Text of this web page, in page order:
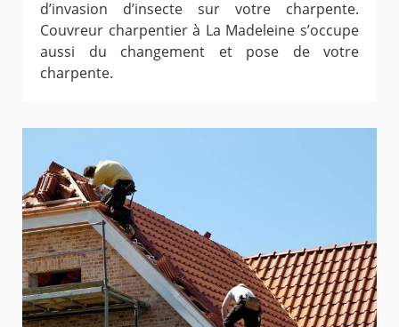
d’invasion d’insecte sur votre charpente.
Couvreur charpentier à La Madeleine s’occupe
aussi du changement et pose de votre
charpente.